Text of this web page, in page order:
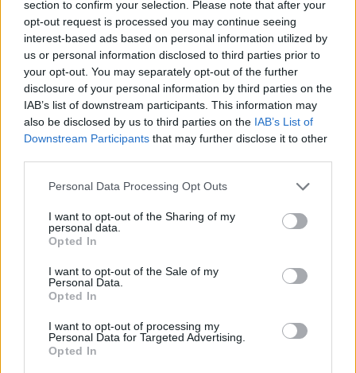
section to confirm your selection. Please note that after your
opt-out request is processed you may continue seeing
interest-based ads based on personal information utilized by
us or personal information disclosed to third parties prior to
your opt-out. You may separately opt-out of the further
disclosure of your personal information by third parties on the
IAB’s list of downstream participants. This information may
also be disclosed by us to third parties on the IAB’s List of
Downstream Participants that may further disclose it to other
Personal Data Processing Opt Outs
I want to opt-out of the Sharing of my
personal data.
Opted In
I want to opt-out of the Sale of my
Personal Data.
Opted In
I want to opt-out of processing my
Personal Data for Targeted Advertising.
Opted In
hathat többek között egy újabb piaci válság, az
alternatív tőzsdék is forgalmat szívhatnak el a
BÉT-ről, és a legrosszabb forgatókönyv szerint
akár az egyik blue-chip vállalat is kivezetésre
kerülhet a következő években. Egy azonban az
alap és a legrosszabb forgatókönyvben is közös: a
BÉT véleménye szerint mindkét esetben
előnyökkel jár a Xetra bevezetése. Kérdés, a BÉT
kisrészvényeseit is sikerül-e meggyőzni a
Modell a kereskedési rendszer cseréjéhez A BÉT kalkulációi
rendszer bevezetése az egyszerűbb hozzáférésen keresztül
elősegíti a szekciótagok számának növekedését, ez pedig
statisztikai modell került kidolgozásra, amely 18 külföldi
tőzsde 2005-ös, valamint 20 (18+2)...